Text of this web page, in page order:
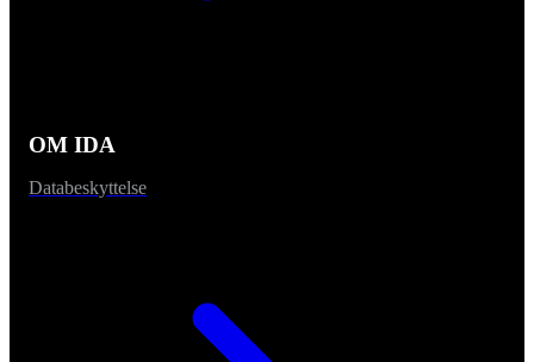
OM IDA
Databeskyttelse